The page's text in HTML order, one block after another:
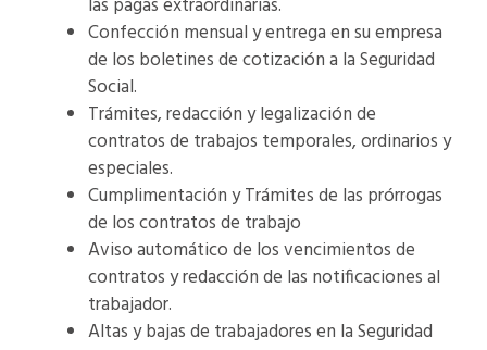
Confección mensual y entrega en su empresa
de los boletines de cotización a la Seguridad
Social.
Trámites, redacción y legalización de
contratos de trabajos temporales, ordinarios y
especiales.
Cumplimentación y Trámites de las prórrogas
de los contratos de trabajo
Aviso automático de los vencimientos de
contratos y redacción de las notificaciones al
trabajador.
Altas y bajas de trabajadores en la Seguridad